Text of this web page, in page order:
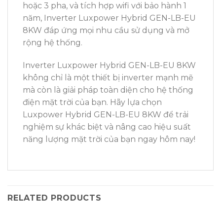
hoặc 3 pha, và tích hợp wifi với bảo hành 1
năm, Inverter Luxpower Hybrid GEN-LB-EU
8KW đáp ứng mọi nhu cầu sử dụng và mở
rộng hệ thống.
Inverter Luxpower Hybrid GEN-LB-EU 8KW
không chỉ là một thiết bị inverter mạnh mẽ
mà còn là giải pháp toàn diện cho hệ thống
điện mặt trời của bạn. Hãy lựa chọn
Luxpower Hybrid GEN-LB-EU 8KW để trải
nghiệm sự khác biệt và nâng cao hiệu suất
năng lượng mặt trời của bạn ngay hôm nay!
RELATED PRODUCTS